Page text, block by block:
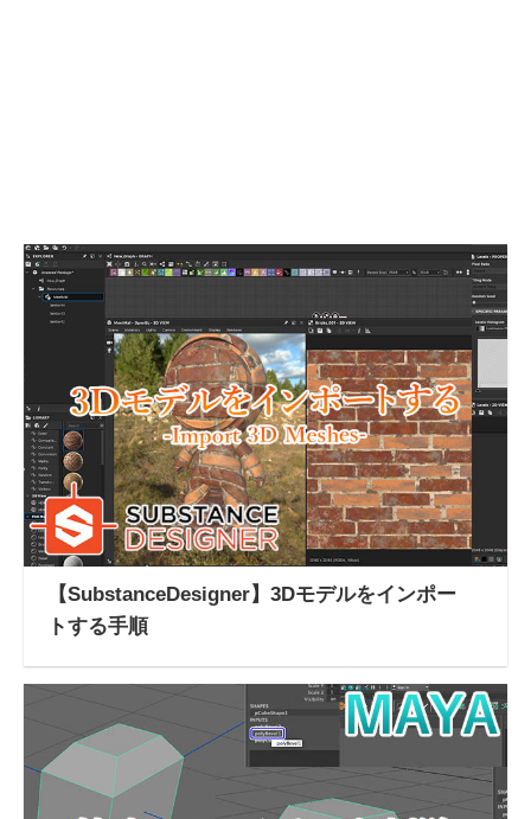
【SubstanceDesigner】3Dモデルをインポー
トする手順